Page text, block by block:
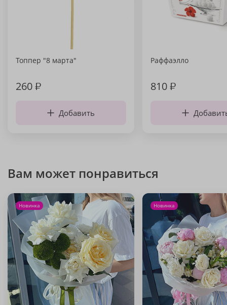
Топпер "8 марта"
260₽
Добавить
Раффаэлло
810₽
Вам может понравиться
Новинка Новинка